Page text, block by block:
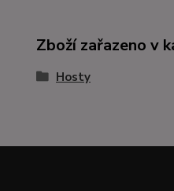
Zboží zařazeno v
Hosty